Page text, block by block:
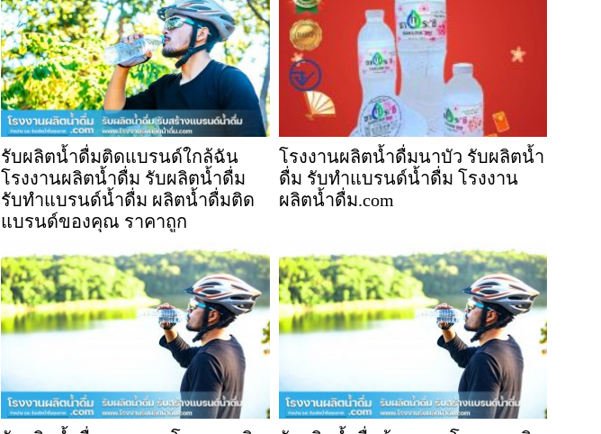
รับผลิตน้ำดื่มติดแบรนด์ใกล้ฉัน
โรงงานผลิตน้ำดื่ม รับผลิตน้ำดื่ม
รับทำแบรนด์น้ำดื่ม ผลิตน้ำดื่มติด
แบรนด์ของคุณ ราคาถูก
โรงงานผลิตน้ำดื่มนาบัว รับผลิตน้ำ
ดื่ม รับทำแบรนด์น้ำดื่ม โรงงาน
ผลิตน้ำดื่ม.com